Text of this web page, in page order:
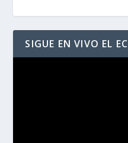
SIGUE EN VIVO EL